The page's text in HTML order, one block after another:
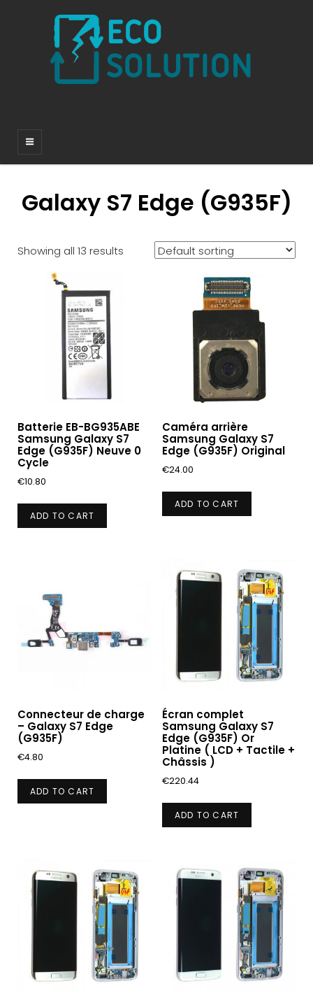
Galaxy S7 Edge (G935F)
Showing all 13 results
Batterie EB-BG935ABE
Samsung Galaxy S7
Edge (G935F) Neuve 0
Cycle
€10.80
ADD TO CART
Caméra arrière
Samsung Galaxy S7
Edge (G935F) Original
€24.00
ADD TO CART
Connecteur de charge
– Galaxy S7 Edge
(G935F)
€4.80
ADD TO CART
Écran complet
Samsung Galaxy S7
Edge (G935F) Or
Platine ( LCD + Tactile +
Châssis )
€220.44
ADD TO CART